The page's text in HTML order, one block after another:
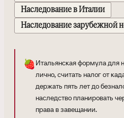
Наследование в Италии
Наследование зарубежной
🍓Итальянская формула для
лично, считать налог от
держать пять лет до
наследство планировать
права в завещании.